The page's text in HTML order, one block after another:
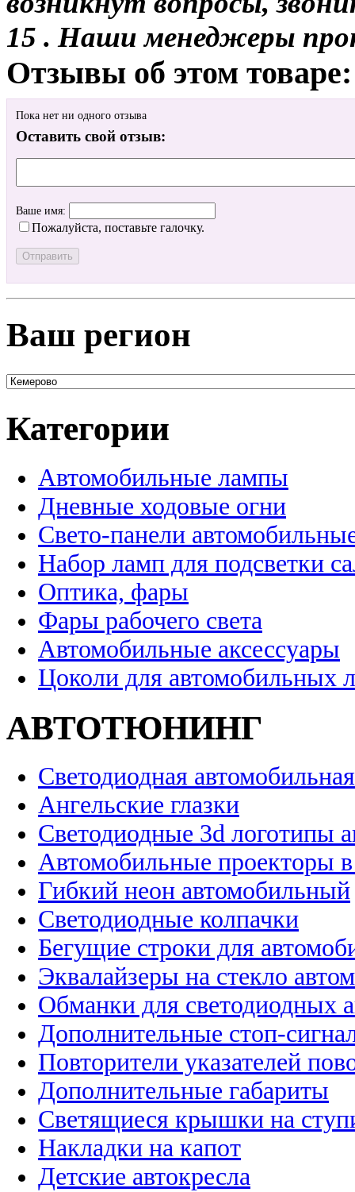
15 . Наши менеджеры
Отзывы об этом товаре:
Пока нет ни одного отзыва
Оставить свой отзыв:
Ваше имя:
Пожалуйста, поставьте галочку.
Ваш регион
Категории
Автомобильные лампы
Дневные ходовые огни
Свето-панели
Набор ламп для подсветки
Оптика, фары
Фары рабочего света
Автомобильные аксессуары
Цоколи для автомобильных
АВТОТЮНИНГ
Светодиодная
Ангельские глазки
Светодиодные 3d логотипы
Автомобильные проекторы
Гибкий неон автомобильный
Светодиодные колпачки
Бегущие строки для
Эквалайзеры на стекло
Обманки для светодиодных
Дополнительные стоп-
Повторители указателей
Дополнительные габариты
Светящиеся крышки на
Накладки на капот
Детские автокресла